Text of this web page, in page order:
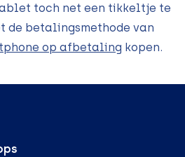
toch net een tikkeltje te
de betalingsmethode van
op afbetaling kopen.